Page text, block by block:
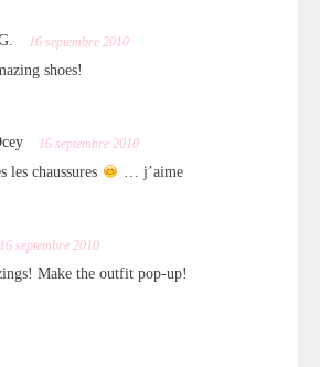
16 septembre 2010
shoes!
16 septembre 2010
les chaussures … j’aime
16 septembre 2010
Make the outfit pop-up!